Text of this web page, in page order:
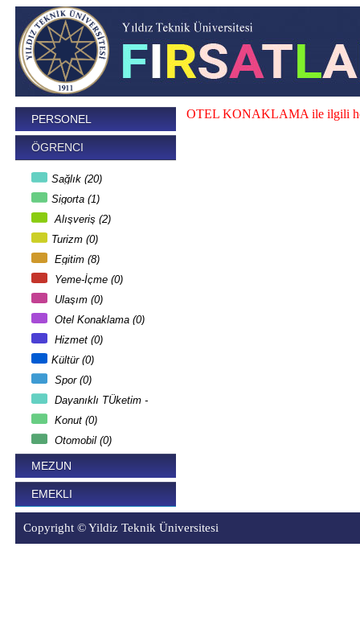
OTEL KONAKLAMA ile ilgili
PERSONEL
ÖGRENCI
Sağlık (20)
Sigorta (1)
Alışveriş (2)
Turizm (0)
Egitim (8)
Yeme-İçme (0)
Ulaşım (0)
Otel Konaklama (0)
Hizmet (0)
Kültür (0)
Spor (0)
Dayanıklı TÜketim -
Teknoloji (0)
Konut (0)
Otomobil (0)
MEZUN
EMEKLI
Copyright © Yildiz Teknik Üniversitesi